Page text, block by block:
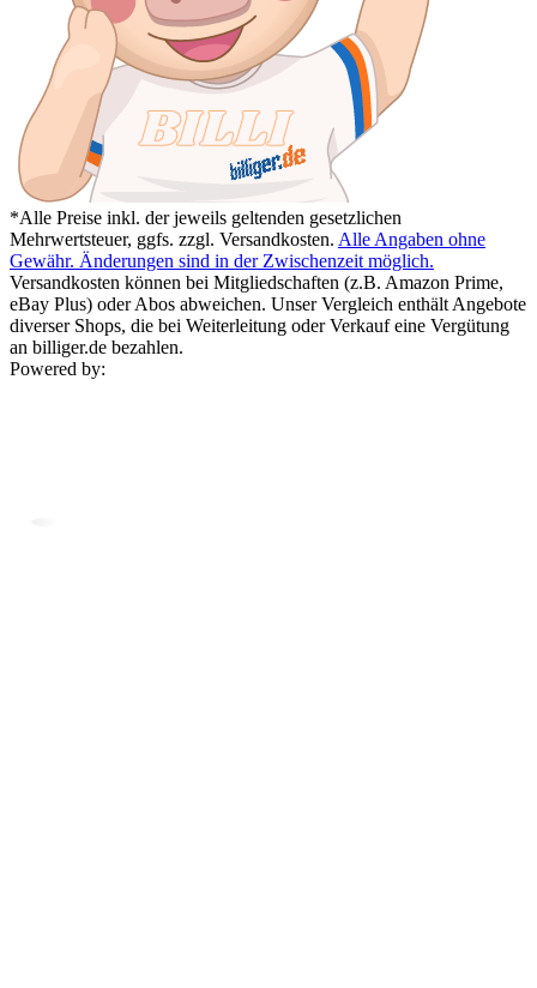
*Alle Preise inkl. der jeweils geltenden gesetzlichen
Mehrwertsteuer, ggfs. zzgl. Versandkosten. Alle Angaben ohne
Gewähr. Änderungen sind in der Zwischenzeit möglich.
Versandkosten können bei Mitgliedschaften (z.B. Amazon Prime,
eBay Plus) oder Abos abweichen. Unser Vergleich enthält Angebote
diverser Shops, die bei Weiterleitung oder Verkauf eine Vergütung
an billiger.de bezahlen.
Powered by: